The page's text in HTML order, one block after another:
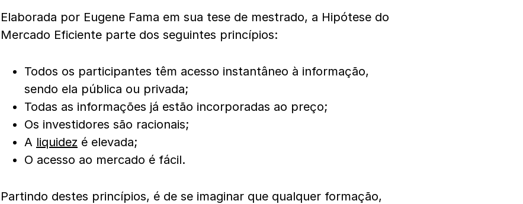
Elaborada por Eugene Fama em sua tese de mestrado, a Hipótese do
Mercado Eficiente parte dos seguintes princípios:
Todos os participantes têm acesso instantâneo à informação,
sendo ela pública ou privada;
Todas as informações já estão incorporadas ao preço;
Os investidores são racionais;
A liquidez é elevada;
O acesso ao mercado é fácil.
Partindo destes princípios, é de se imaginar que qualquer formação,